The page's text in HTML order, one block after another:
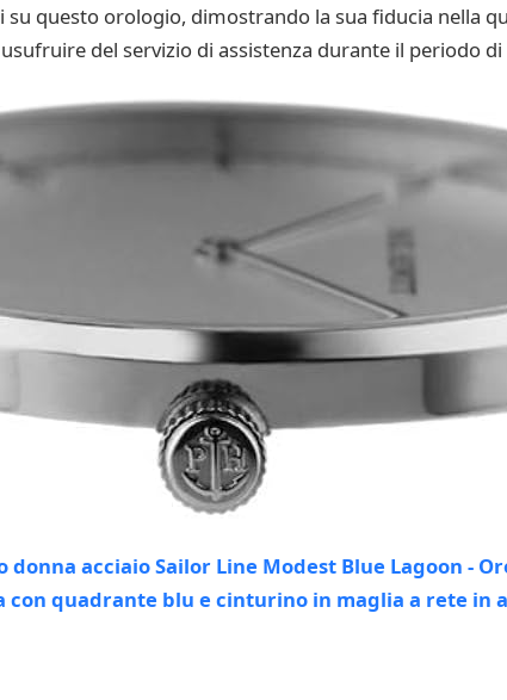
questo orologio, dimostrando la sua fiducia nella
del servizio di assistenza durante il periodo di